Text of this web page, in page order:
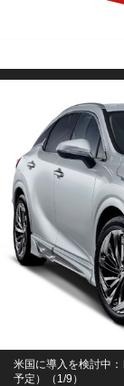
米国に導入を検討中
予定）（1/9）